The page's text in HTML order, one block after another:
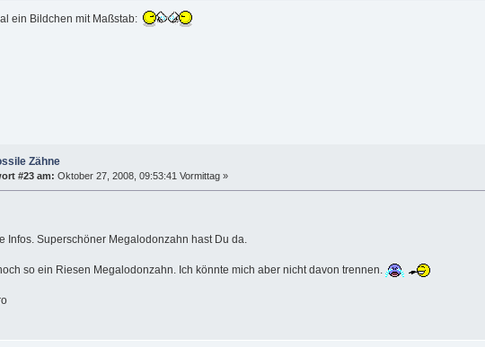
ein Bildchen mit Maßstab:
Zähne
#23 am: Oktober 27, 2008, 09:53:41 Vormittag »
Infos. Superschöner Megalodonzahn hast Du da.
so ein Riesen Megalodonzahn. Ich könnte mich aber nicht davon trennen.